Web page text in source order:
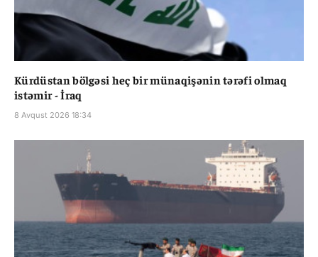
Kürdüstan bölgəsi heç bir münaqişənin tərəfi olmaq
istəmir - İraq
8 Avqust 2026 18:34